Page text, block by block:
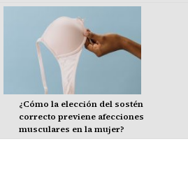
¿Cómo la elección del sostén
correcto previene afecciones
musculares en la mujer?